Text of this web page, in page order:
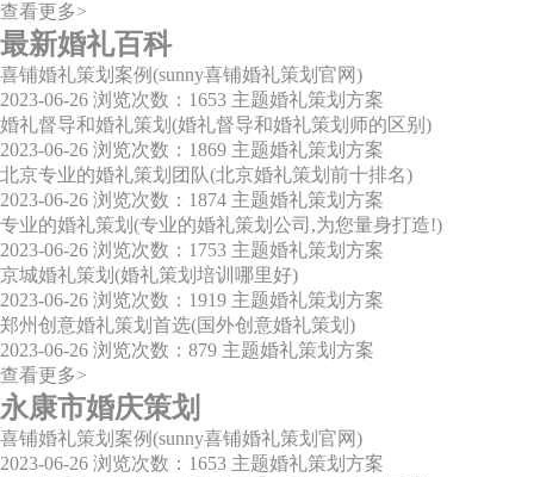
查看更多>
最新婚礼百科
喜铺婚礼策划案例(sunny喜铺婚礼策划官网)
2023-06-26 浏览次数：1653 主题婚礼策划方案
婚礼督导和婚礼策划(婚礼督导和婚礼策划师的区别)
2023-06-26 浏览次数：1869 主题婚礼策划方案
北京专业的婚礼策划团队(北京婚礼策划前十排名)
2023-06-26 浏览次数：1874 主题婚礼策划方案
专业的婚礼策划(专业的婚礼策划公司,为您量身打造!)
2023-06-26 浏览次数：1753 主题婚礼策划方案
京城婚礼策划(婚礼策划培训哪里好)
2023-06-26 浏览次数：1919 主题婚礼策划方案
郑州创意婚礼策划首选(国外创意婚礼策划)
2023-06-26 浏览次数：879 主题婚礼策划方案
查看更多>
永康市婚庆策划
喜铺婚礼策划案例(sunny喜铺婚礼策划官网)
2023-06-26 浏览次数：1653 主题婚礼策划方案